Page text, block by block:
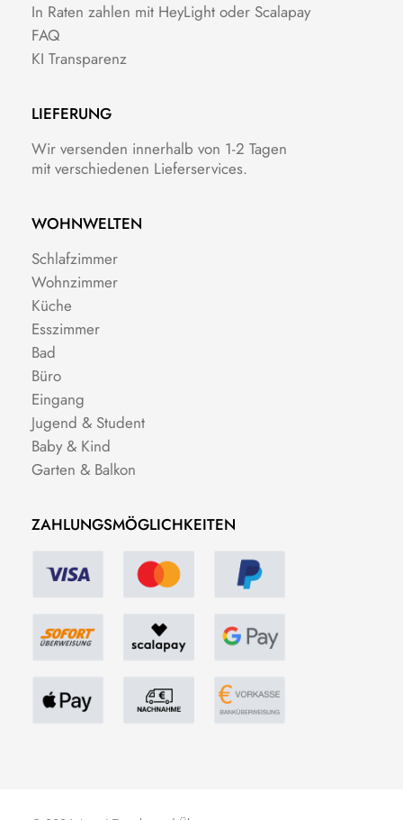
In Raten zahlen mit HeyLight oder Scalapay
FAQ
KI Transparenz
LIEFERUNG
Wir versenden innerhalb von 1-2 Tagen
mit verschiedenen Lieferservices.
WOHNWELTEN
Schlafzimmer
Wohnzimmer
Küche
Esszimmer
Bad
Büro
Eingang
Jugend & Student
Baby & Kind
Garten & Balkon
ZAHLUNGSMÖGLICHKEITEN